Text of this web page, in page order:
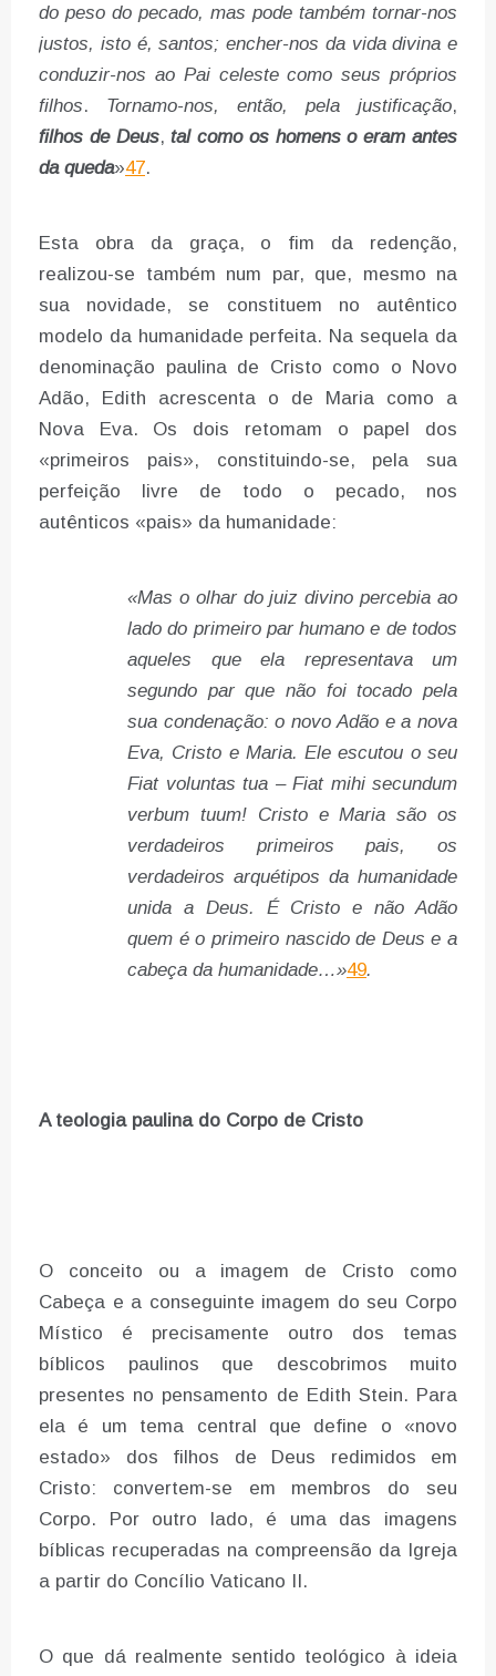
do peso do pecado, mas pode também tornar-nos
justos, isto é, santos; encher-nos da vida divina e
conduzir-nos ao Pai celeste como seus próprios
filhos. Tornamo-nos, então, pela justificação,
filhos de Deus,tal como os homens o eram antes
da queda»47.
Esta obra da graça, o fim da redenção,
realizou-se também num par, que, mesmo na
sua novidade, se constituem no autêntico
modelo da humanidade perfeita. Na sequela da
denominação paulina de Cristo como o Novo
Adão, Edith acrescenta o de Maria como a
Nova Eva. Os dois retomam o papel dos
«primeiros pais», constituindo-se, pela sua
perfeição livre de todo o pecado, nos
autênticos «pais» da humanidade:
«Mas o olhar do juiz divino percebia ao
lado do primeiro par humano e de todos
aqueles que ela representava um
segundo par que não foi tocado pela
sua condenação: o novo Adão e a nova
Eva, Cristo e Maria. Ele escutou o seu
Fiat voluntas tua – Fiat mihi secundum
verbum tuum! Cristo e Maria são os
verdadeiros primeiros pais, os
verdadeiros arquétipos da humanidade
unida a Deus. É Cristo e não Adão
quem é o primeiro nascido de Deus e a
cabeça da humanidade…»49.
A teologia paulina do Corpo de Cristo
O conceito ou a imagem de Cristo como
Cabeça e a conseguinte imagem do seu Corpo
Místico é precisamente outro dos temas
bíblicos paulinos que descobrimos muito
presentes no pensamento de Edith Stein. Para
ela é um tema central que define o «novo
estado» dos filhos de Deus redimidos em
Cristo: convertem-se em membros do seu
Corpo. Por outro lado, é uma das imagens
bíblicas recuperadas na compreensão da Igreja
a partir do Concílio Vaticano II.
O que dá realmente sentido teológico à ideia